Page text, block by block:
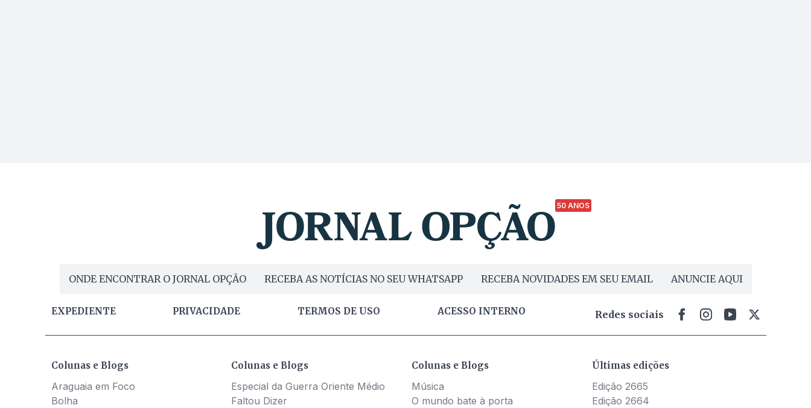
50 ANOS
ONDE ENCONTRAR O JORNAL OPÇÃO RECEBA AS NOTÍCIAS NO SEU WHATSAPP RECEBA NOVIDADES EM SEU EMAIL ANUNCIE AQUI
EXPEDIENTE PRIVACIDADE TERMOS DE USO ACESSO INTERNO Redes sociais
Colunas e Blogs
Araguaia em Foco
Bolha
Colunas e Blogs
Especial da Guerra Oriente Médio
Faltou Dizer
Colunas e Blogs
Música
O mundo bate à porta
Últimas edições
Edição 2665
Edição 2664